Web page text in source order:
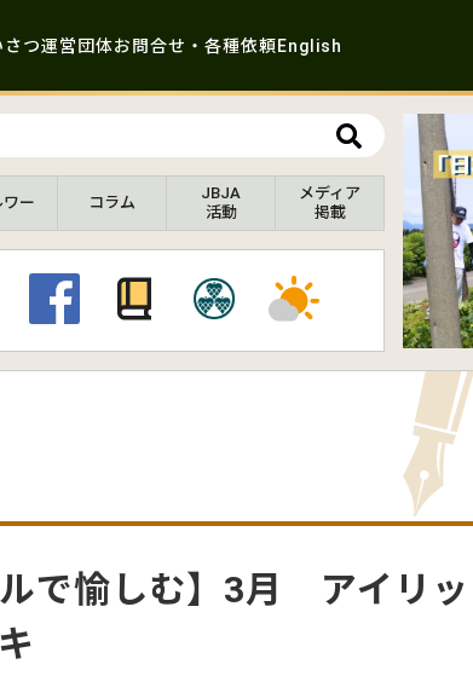
さつ運営団体お問合せ・各種依頼English
ワー コラム
JBJA
活動
メディア
掲載
ルで愉しむ】3月 アイリッ